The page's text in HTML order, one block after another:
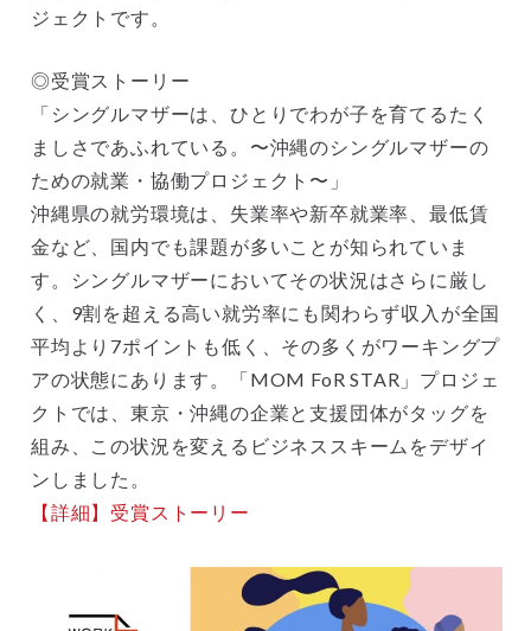
ジェクトです。
◎受賞ストーリー
「シングルマザーは、ひとりでわが子を育てるたく
ましさであふれている。〜沖縄のシングルマザーの
ための就業・協働プロジェクト〜」
沖縄県の就労環境は、失業率や新卒就業率、最低賃
金など、国内でも課題が多いことが知られていま
す。シングルマザーにおいてその状況はさらに厳し
く、9割を超える高い就労率にも関わらず収入が全国
平均より7ポイントも低く、その多くがワーキングプ
アの状態にあります。「MOM FoR STAR」プロジェ
クトでは、東京・沖縄の企業と支援団体がタッグを
組み、この状況を変えるビジネススキームをデザイ
ンしました。
【詳細】受賞ストーリー